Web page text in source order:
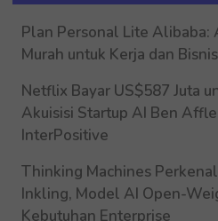
Plan Personal Lite Alibaba:
Murah untuk Kerja dan Bisnis
Netflix Bayar US$587 Juta
Akuisisi Startup AI Ben
InterPositive
Thinking Machines
Inkling, Model AI Open-
Kebutuhan Enterprise